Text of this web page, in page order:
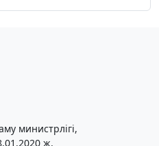
министрлігі,
ж.